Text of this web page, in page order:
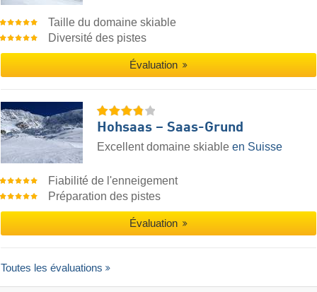
Taille du domaine skiable
Diversité des pistes
Évaluation
Hohsaas – Saas-Grund
Excellent domaine skiable en Suisse
Fiabilité de l'enneigement
Préparation des pistes
Évaluation
Toutes les évaluations